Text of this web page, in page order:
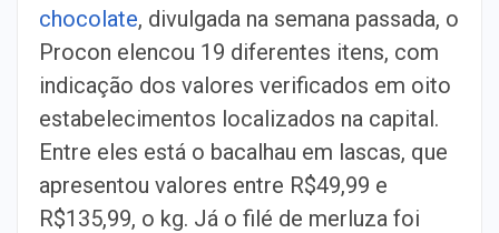
chocolate, divulgada na semana passada, o
Procon elencou 19 diferentes itens, com
indicação dos valores verificados em oito
estabelecimentos localizados na capital.
Entre eles está o bacalhau em lascas, que
apresentou valores entre R$49,99 e
R$135,99, o kg. Já o filé de merluza foi